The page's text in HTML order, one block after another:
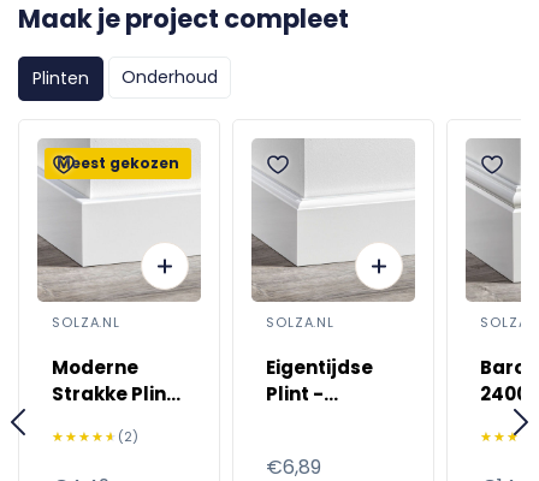
Maak je project compleet
Plinten Onderhoud
Meest gekozen
SOLZA.NL
Moderne
Strakke Plint
★★★★★
★★★★★ (2)
SOLZA.NL
Eigentijdse
Plint -
Normale
€6,89
RAL